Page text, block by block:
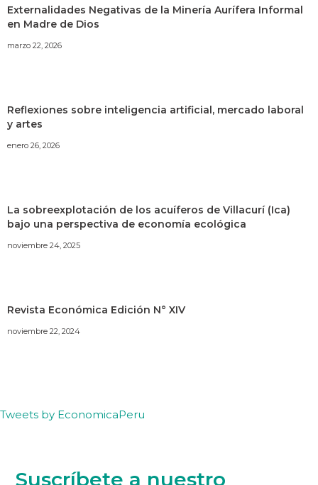
Externalidades Negativas de la Minería Aurífera Informal
en Madre de Dios
marzo 22, 2026
Reflexiones sobre inteligencia artificial, mercado laboral
y artes
enero 26, 2026
La sobreexplotación de los acuíferos de Villacurí (Ica)
bajo una perspectiva de economía ecológica
noviembre 24, 2025
Revista Económica Edición N° XIV
noviembre 22, 2024
Tweets by EconomicaPeru
Suscríbete a nuestro